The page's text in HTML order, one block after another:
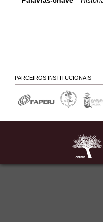
PARCEIROS INSTITUCIONAIS